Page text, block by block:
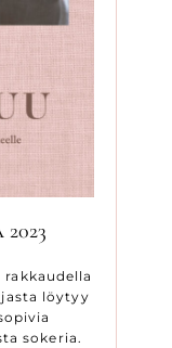
löytyy
sokeria.